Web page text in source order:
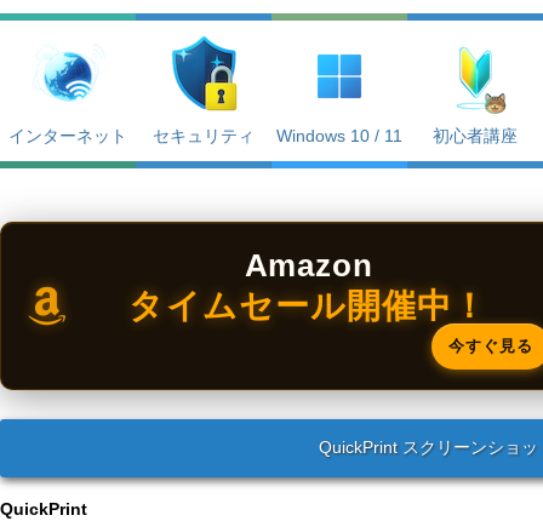
インターネット セキュリティ Windows 10 / 11 初心者講座
Amazon
タイムセール開催中！
今すぐ見る
QuickPrint スクリーンショッ
QuickPrint